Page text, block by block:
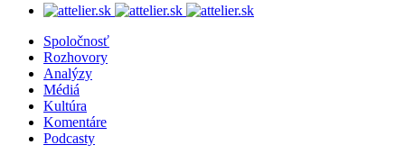
Spoločnosť
Rozhovory
Analýzy
Médiá
Kultúra
Komentáre
Podcasty